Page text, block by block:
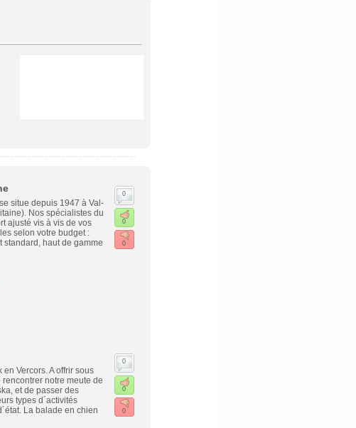
situe depuis 1947 à Val-
Nos spécialistes du
ajusté vis à vis de vos
selon votre budget :
haut de gamme
0
0
0
Vercors. A offrir sous
notre meute de
et de passer des
types d´activités
La balade en chien
0
0
0